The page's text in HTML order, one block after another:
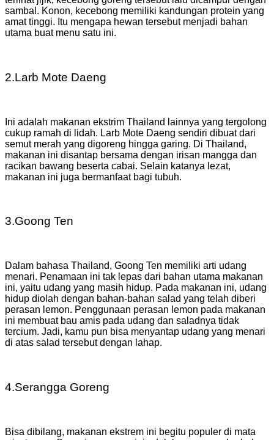
sambal. Konon, kecebong memiliki kandungan protein yang
amat tinggi. Itu mengapa hewan tersebut menjadi bahan
utama buat menu satu ini.
2.Larb Mote Daeng
Ini adalah makanan ekstrim Thailand lainnya yang tergolong
cukup ramah di lidah. Larb Mote Daeng sendiri dibuat dari
semut merah yang digoreng hingga garing. Di Thailand,
makanan ini disantap bersama dengan irisan mangga dan
racikan bawang beserta cabai. Selain katanya lezat,
makanan ini juga bermanfaat bagi tubuh.
3.Goong Ten
Dalam bahasa Thailand, Goong Ten memiliki arti udang
menari. Penamaan ini tak lepas dari bahan utama makanan
ini, yaitu udang yang masih hidup. Pada makanan ini, udang
hidup diolah dengan bahan-bahan salad yang telah diberi
perasan lemon. Penggunaan perasan lemon pada makanan
ini membuat bau amis pada udang dan saladnya tidak
tercium. Jadi, kamu pun bisa menyantap udang yang menari
di atas salad tersebut dengan lahap.
4.Serangga Goreng
Bisa dibilang, makanan ekstrem ini begitu populer di mata